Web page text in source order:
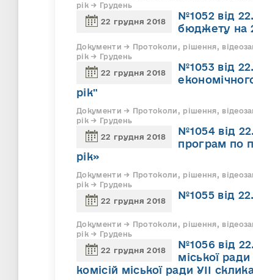
рік → Грудень
22 грудня 2018
№1052 від
бюджету на
Документи → Протоколи, рішення,
рік → Грудень
22 грудня 2018
№1053 від
рік"
Документи → Протоколи, рішення,
рік → Грудень
22 грудня 2018
№1054 від
програм по
рік»
Документи → Протоколи, рішення,
рік → Грудень
22 грудня 2018 №1055 від
Документи → Протоколи, рішення,
рік → Грудень
22 грудня 2018
№1056 від
міської
комісій міської ради УІI